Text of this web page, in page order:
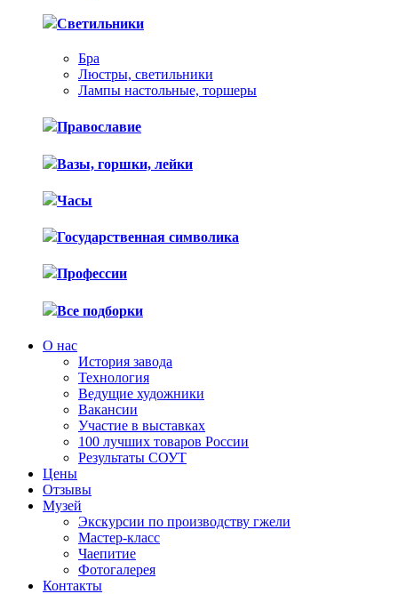
Светильники
Бра
Люстры, светильники
Лампы настольные, торшеры
Православие
Вазы, горшки, лейки
Часы
Государственная символика
Профессии
Все подборки
О нас
История завода
Технология
Ведущие художники
Вакансии
Участие в выставках
100 лучших товаров России
Результаты СОУТ
Цены
Отзывы
Музей
Экскурсии по производству гжели
Мастер-класс
Чаепитие
Фотогалерея
Контакты